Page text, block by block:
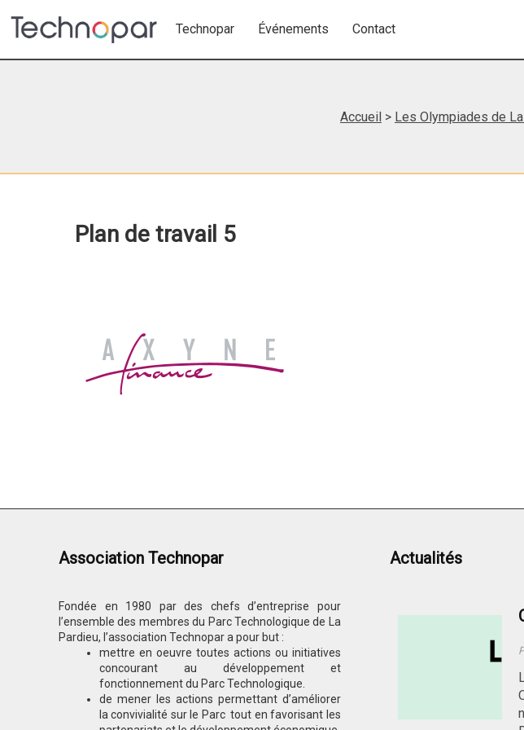
Technopar Événements Contact
Accueil > Les Olympiades de
Plan de travail 5
Association Technopar
Fondée en 1980 par des chefs d’entreprise pour
l’ensemble des membres du Parc Technologique de La
Pardieu, l’association Technopar a pour but :
mettre en oeuvre toutes actions ou initiatives
concourant au développement et
fonctionnement du Parc Technologique.
de mener les actions permettant d’améliorer
la convivialité sur le Parc tout en favorisant les
Actualités